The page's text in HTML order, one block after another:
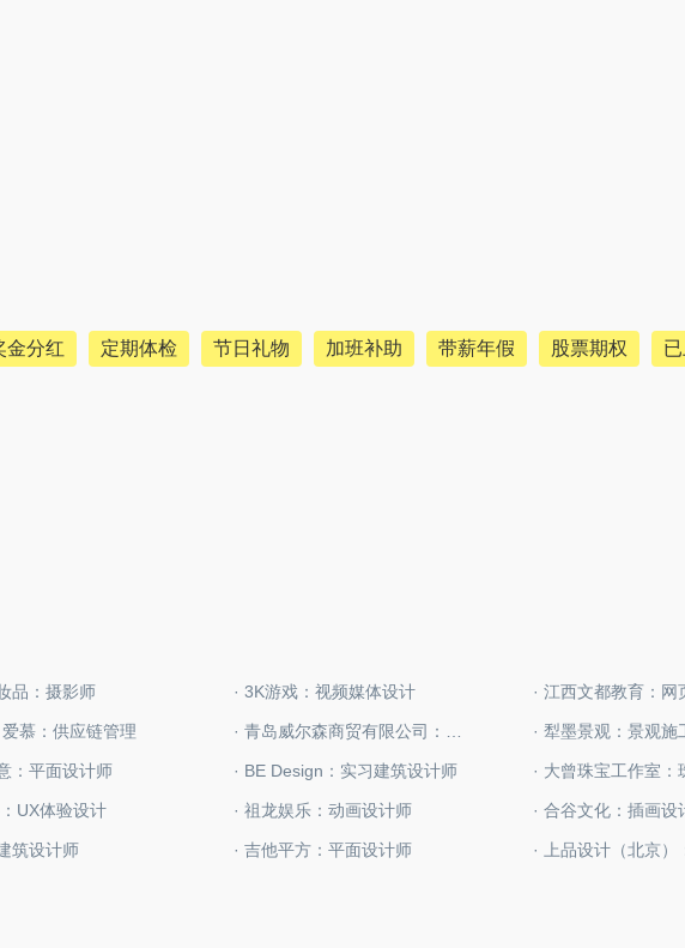
金分红 定期体检 节日礼物 加班补助 带薪年假 股票期权
品：摄影师 · 3K游戏：视频媒体设计 · 江西文都教育：网
爱慕：供应链管理 · 犁墨景观：景观施
：平面设计师 · BE Design：实习建筑设计师
UX体验设计 · 祖龙娱乐：动画设计师 · 合谷文化：插画设
筑设计师 · 吉他平方：平面设计师